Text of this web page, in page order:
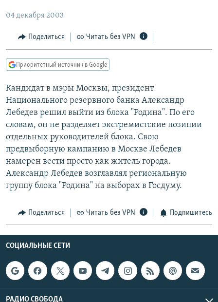
главной
навигации
Вернутся
поиску
IDEL.РЕАЛИИ
КАВКАЗ.РЕАЛИИ
СЕВЕР.РЕАЛИИ
РАСПИСАНИЕ ВЕЩАНИЯ
ПОДПИШИТЕСЬ НА РАССЫЛКУ
СОЦИАЛЬНЫЕ СЕТИ
04 декабря 2003
Поделиться Читать без VPN
Приоритетный источник в Google
Кандидат в мэры Москвы, президент
Национального резервного банка Александр
Лебедев решил выйти из блока "Родина". По его
словам, он не разделяет экстремистские позиции
отдельных руководителей блока. Свою
предвыборную кампанию в Москве Лебедев
намерен вести просто как житель города.
Александр Лебедев возглавлял региональную
группу блока "Родина" на выборах в Госдуму.
Поделиться Читать без VPN Подпишитесь
СОЦИАЛЬНЫЕ СЕТИ
РАДИО СВОБОДА